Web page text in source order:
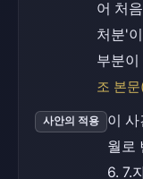
어 처
처분'
부분이
조 본
사안의 적용
이
월로
6. 7.